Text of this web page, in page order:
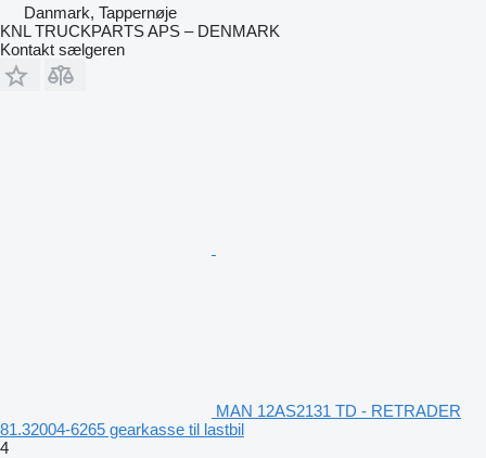
Danmark, Tappernøje
KNL TRUCKPARTS APS – DENMARK
Kontakt sælgeren
MAN 12AS2131 TD - RETRADER
81.32004-6265 gearkasse til lastbil
4